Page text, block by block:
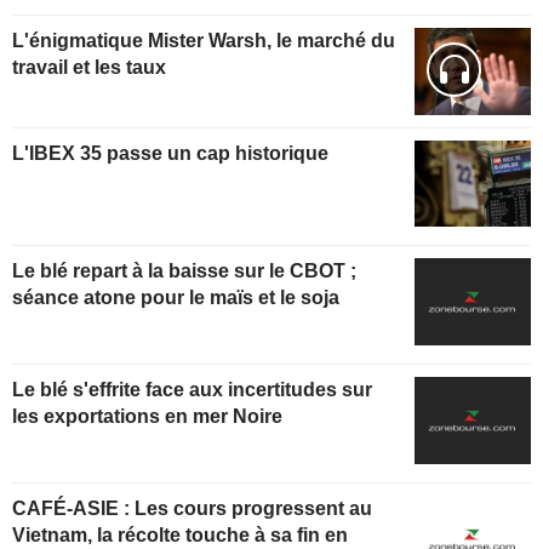
L'énigmatique Mister Warsh, le marché du
travail et les taux
L'IBEX 35 passe un cap historique
Le blé repart à la baisse sur le CBOT ;
séance atone pour le maïs et le soja
Le blé s'effrite face aux incertitudes sur
les exportations en mer Noire
CAFÉ-ASIE : Les cours progressent au
Vietnam, la récolte touche à sa fin en